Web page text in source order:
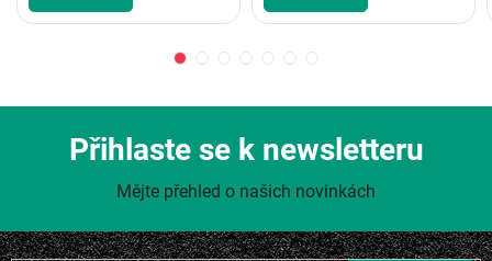
Přihlaste se k newsletteru
Mějte přehled o našich novinkách